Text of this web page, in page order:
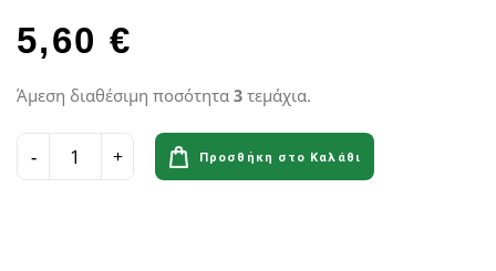
5,60 €
Άμεση διαθέσιμη ποσότητα 3 τεμάχια.
Προσθήκη στο Καλάθι